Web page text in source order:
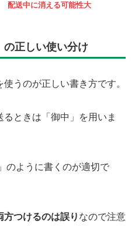
配送中に消える可能性大
の正しい使い分け
うのが正しい書き方です。
ときは「御中」を用いま
のように書くのが適切で
つけるのは誤り なので注意